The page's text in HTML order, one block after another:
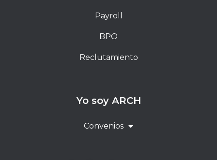
Payroll
BPO
Reclutamiento
Yo soy ARCH
Convenios